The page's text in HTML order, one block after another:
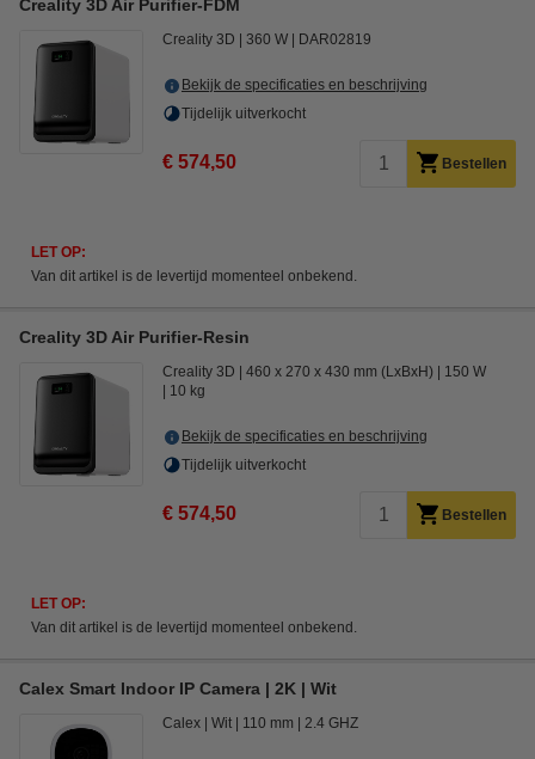
Creality 3D Air Purifier-FDM
Creality 3D 360 W DAR02819
Bekijk de specificaties en beschrijving
Tijdelijk uitverkocht
€ 574,50 Bestellen
LET OP:
Van dit artikel is de levertijd momenteel onbekend.
Creality 3D Air Purifier-Resin
Creality 3D 460 x 270 x 430 mm (LxBxH)
150 W
10 kg
Bekijk de specificaties en beschrijving
Tijdelijk uitverkocht
€ 574,50 Bestellen
LET OP:
Van dit artikel is de levertijd momenteel onbekend.
Calex Smart Indoor IP Camera | 2K | Wit
Calex Wit 110 mm 2.4 GHZ